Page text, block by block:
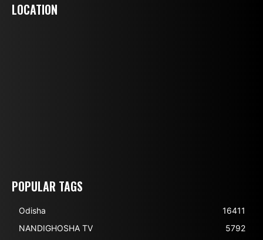
LOCATION
POPULAR TAGS
Odisha
16411
NANDIGHOSHA TV
5792